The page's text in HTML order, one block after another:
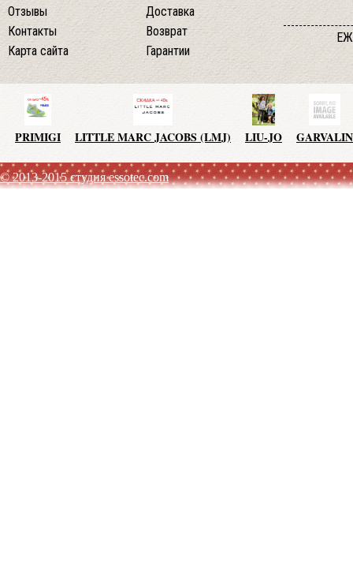
Отзывы
Контакты
Карта сайта
Доставка
Возврат
Гарантии
PRIMIGI LITTLE MARC JACOBS (LMJ) LIU-JO GARVALIN
© 2013-2015 студия essotec.com